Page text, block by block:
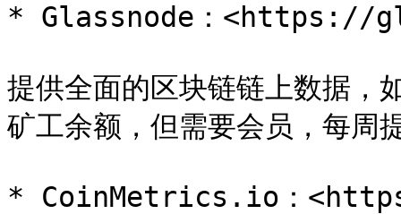
* Glassnode：<https://
提供全面的区块链链上数据，
矿工余额，但需要会员，每周
* CoinMetrics.io：